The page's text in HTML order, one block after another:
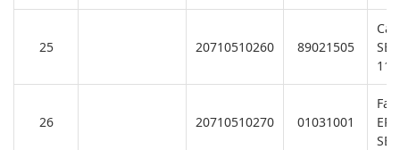
25 20710510260 89021505
SB/
26 20710510270 01031001
SB/